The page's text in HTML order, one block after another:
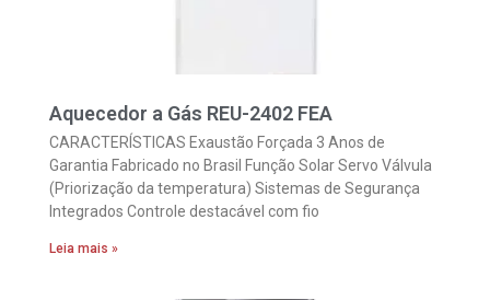
Aquecedor a Gás REU-2402 FEA
CARACTERÍSTICAS Exaustão Forçada 3 Anos de
Garantia Fabricado no Brasil Função Solar Servo Válvula
(Priorização da temperatura) Sistemas de Segurança
Integrados Controle destacável com fio
Leia mais »